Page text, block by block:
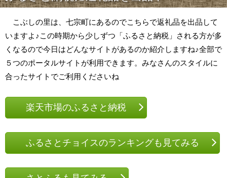
こぶしの里は、七宗町にあるのでこちらで返礼品を出品して
いますよ♪この時期から少しずつ「ふるさと納税」される方が多
くなるので今日はどんなサイトがあるのか紹介しますね♪全部で
５つのポータルサイトが利用できます。みなさんのスタイルに
合ったサイトでご利用くださいね
楽天市場のふるさと納税
ふるさとチョイスのランキングも見てみる